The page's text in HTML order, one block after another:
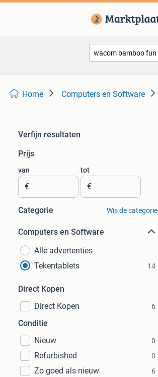
Home Computers en Software
Verfijn resultaten
Prijs
van
€
tot
€
Categorie Wis de categorie
Computers en Software
Alle advertenties
Tekentablets
14
Direct Kopen
Direct Kopen
6
Conditie
Nieuw
0
Refurbished 0
Zo goed als nieuw 6